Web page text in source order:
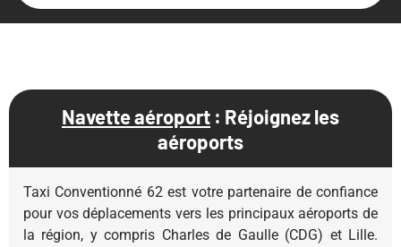
Navette aéroport : Réjoignez les
aéroports
Taxi Conventionné 62 est votre partenaire de confiance
pour vos déplacements vers les principaux aéroports de
la région, y compris Charles de Gaulle (CDG) et Lille.